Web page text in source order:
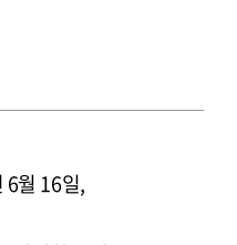
6월 16일,